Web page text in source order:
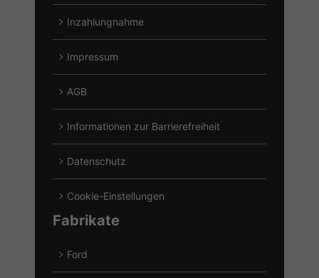
Inzahlungnahme
Impressum
AGB
Informationen zur Barrierefreiheit
Datenschutz
Cookie-Einstellungen
Fabrikate
Ford
Alle